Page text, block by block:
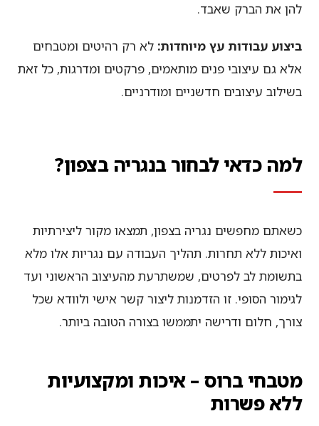
להן את הברק שאבד.
ביצוע עבודות עץ מיוחדות: לא רק רהיטים ומטבחים
אלא גם עיצובי פנים מותאמים, פרקטים ומדרגות, כל זאת
בשילוב עיצובים חדשניים ומודרניים.
למה כדאי לבחור בנגריה בצפון?
כשאתם מחפשים נגריה בצפון, תמצאו מקור ליצירתיות
ואיכות ללא תחרות. תהליך העבודה עם נגריות אלו מלא
בתשומת לב לפרטים, שמשתרעת מהעיצוב הראשוני ועד
לגימור הסופי. זו הזדמנות ליצור קשר אישי ולוודא שכל
צורך, חלום ודרישה יתממשו בצורה הטובה ביותר.
מטבחי ברוס – איכות ומקצועיות
ללא פשרות